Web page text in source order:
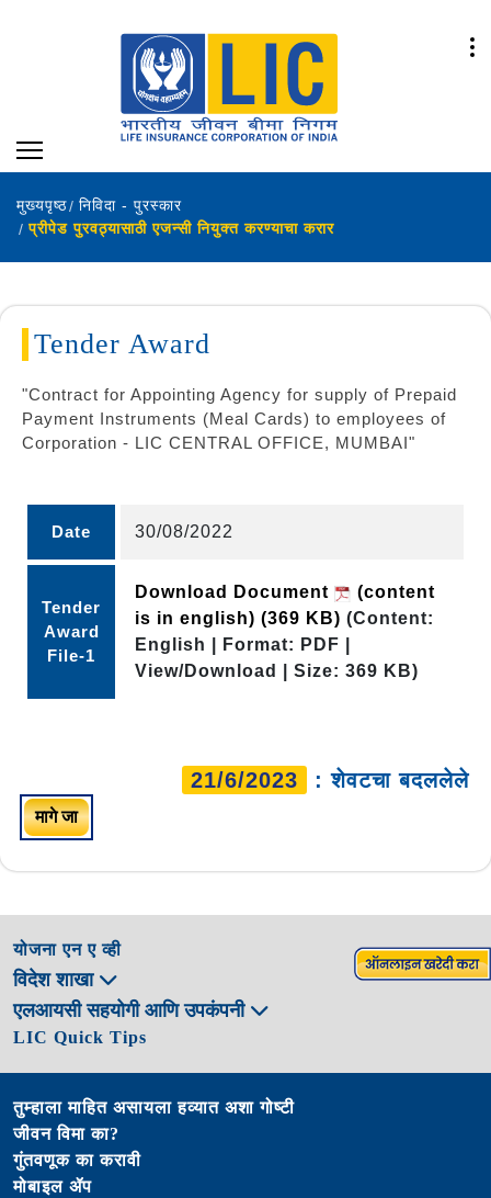
मुख्यपृष्ठ
निविदा - पुरस्कार
प्रीपेड पुरवठ्यासाठी एजन्सी नियुक्त करण्याचा करार
Tender Award
"Contract for Appointing Agency for supply of Prepaid
Payment Instruments (Meal Cards) to employees of
Corporation - LIC CENTRAL OFFICE, MUMBAI"
Date 30/08/2022
Tender
Award
File-1
Download Document
(content
is in english) (369 KB) (Content:
English | Format: PDF |
View/Download | Size: 369 KB)
21/6/2023 : शेवटचा बदललेले
मागे जा
योजना एन ए व्ही
विदेश शाखा
एलआयसी सहयोगी आणि उपकंपनी
LIC Quick Tips
तुम्हाला माहित असायला हव्यात अशा गोष्टी
जीवन विमा का?
गुंतवणूक का करावी
मोबाइल ॲप